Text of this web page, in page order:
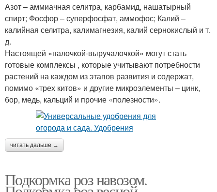
Азот – аммиачная селитра, карбамид, нашатырный
спирт; Фосфор – суперфосфат, аммофос; Калий –
калийная селитра, калимагнезия, калий сернокислый и т.
д.
Настоящей «палочкой-выручалочкой» могут стать
готовые комплексы , которые учитывают потребности
растений на каждом из этапов развития и содержат,
помимо «трех китов» и другие микроэлементы – цинк,
бор, медь, кальций и прочие «полезности».
читать дальше →
Подкормка роз навозом.